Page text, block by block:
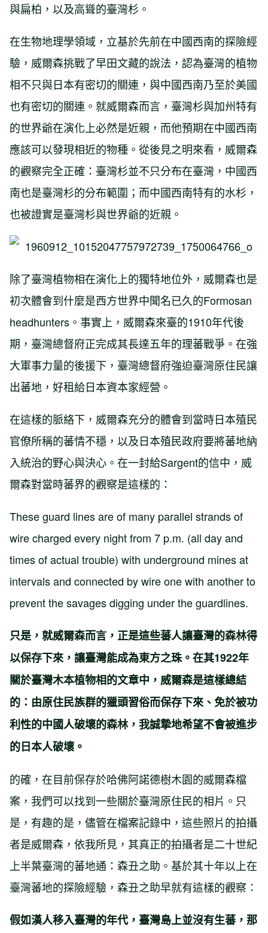
與扁柏，以及高聳的臺灣杉。
在生物地理學領域，立基於先前在中國西南的探險經
驗，威爾森挑戰了早田文藏的說法，認為臺灣的植物
相不只與日本有密切的關連，與中國西南乃至於美國
也有密切的關連。就威爾森而言，臺灣杉與加州特有
的世界爺在演化上必然是近親，而他預期在中國西南
應該可以發現相近的物種。從後見之明來看，威爾森
的觀察完全正確：臺灣杉並不只分布在臺灣，中國西
南也是臺灣杉的分布範圍；而中國西南特有的水杉，
也被證實是臺灣杉與世界爺的近親。
除了臺灣植物相在演化上的獨特地位外，威爾森也是
初次體會到什麼是西方世界中聞名已久的Formosan
headhunters。事實上，威爾森來臺的1910年代後
期，臺灣總督府正完成其長達五年的理蕃戰爭。在強
大軍事力量的後援下，臺灣總督府強迫臺灣原住民讓
出蕃地，好租給日本資本家經營。
在這樣的脈絡下，威爾森充分的體會到當時日本殖民
官僚所稱的蕃情不穩，以及日本殖民政府要將蕃地納
入統治的野心與決心。在一封給Sargent的信中，威
爾森對當時蕃界的觀察是這樣的：
These guard lines are of many parallel strands of
wire charged every night from 7 p.m. (all day and
times of actual trouble) with underground mines at
intervals and connected by wire one with another to
prevent the savages digging under the guardlines.
只是，就威爾森而言，正是這些蕃人讓臺灣的森林得
以保存下來，讓臺灣能成為東方之珠。在其1922年
關於臺灣木本植物相的文章中，威爾森是這樣總結
的：由原住民族群的獵頭習俗而保存下來、免於被功
利性的中國人破壞的森林，我誠摯地希望不會被進步
的日本人破壞。
的確，在目前保存於哈佛阿諾德樹木園的威爾森檔
案，我們可以找到一些關於臺灣原住民的相片。只
是，有趣的是，儘管在檔案記錄中，這些照片的拍攝
者是威爾森，依我所見，其真正的拍攝者是二十世紀
上半葉臺灣的蕃地通：森丑之助。基於其十年以上在
臺灣蕃地的探險經驗，森丑之助早就有這樣的觀察：
假如漢人移入臺灣的年代，臺灣島上並沒有生蕃，那